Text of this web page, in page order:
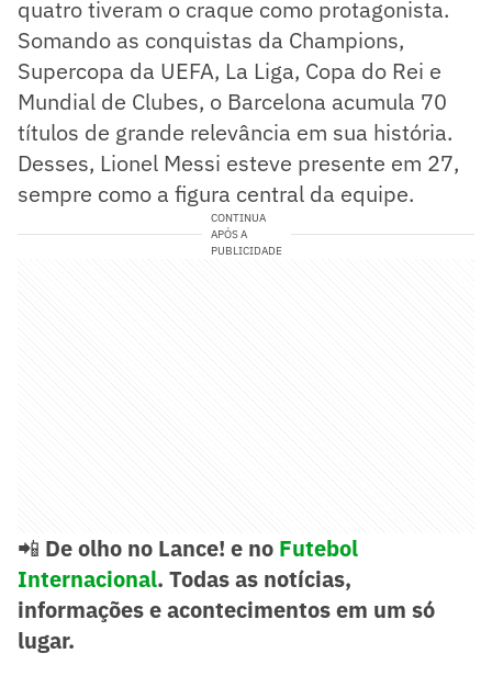
quatro tiveram o craque como protagonista.
Somando as conquistas da Champions,
Supercopa da UEFA, La Liga, Copa do Rei e
Mundial de Clubes, o Barcelona acumula 70
títulos de grande relevância em sua história.
Desses, Lionel Messi esteve presente em 27,
sempre como a figura central da equipe.
CONTINUA
APÓS A
PUBLICIDADE
📲 De olho no Lance! e no Futebol
Internacional. Todas as notícias,
informações e acontecimentos em um só
lugar.